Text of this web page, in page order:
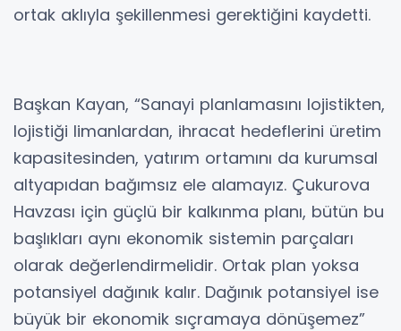
ortak aklıyla şekillenmesi gerektiğini kaydetti.
Başkan Kayan, “Sanayi planlamasını lojistikten,
lojistiği limanlardan, ihracat hedeflerini üretim
kapasitesinden, yatırım ortamını da kurumsal
altyapıdan bağımsız ele alamayız. Çukurova
Havzası için güçlü bir kalkınma planı, bütün bu
başlıkları aynı ekonomik sistemin parçaları
olarak değerlendirmelidir. Ortak plan yoksa
potansiyel dağınık kalır. Dağınık potansiyel ise
büyük bir ekonomik sıçramaya dönüşemez”